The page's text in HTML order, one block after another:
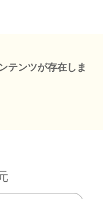
テンツが存在しま